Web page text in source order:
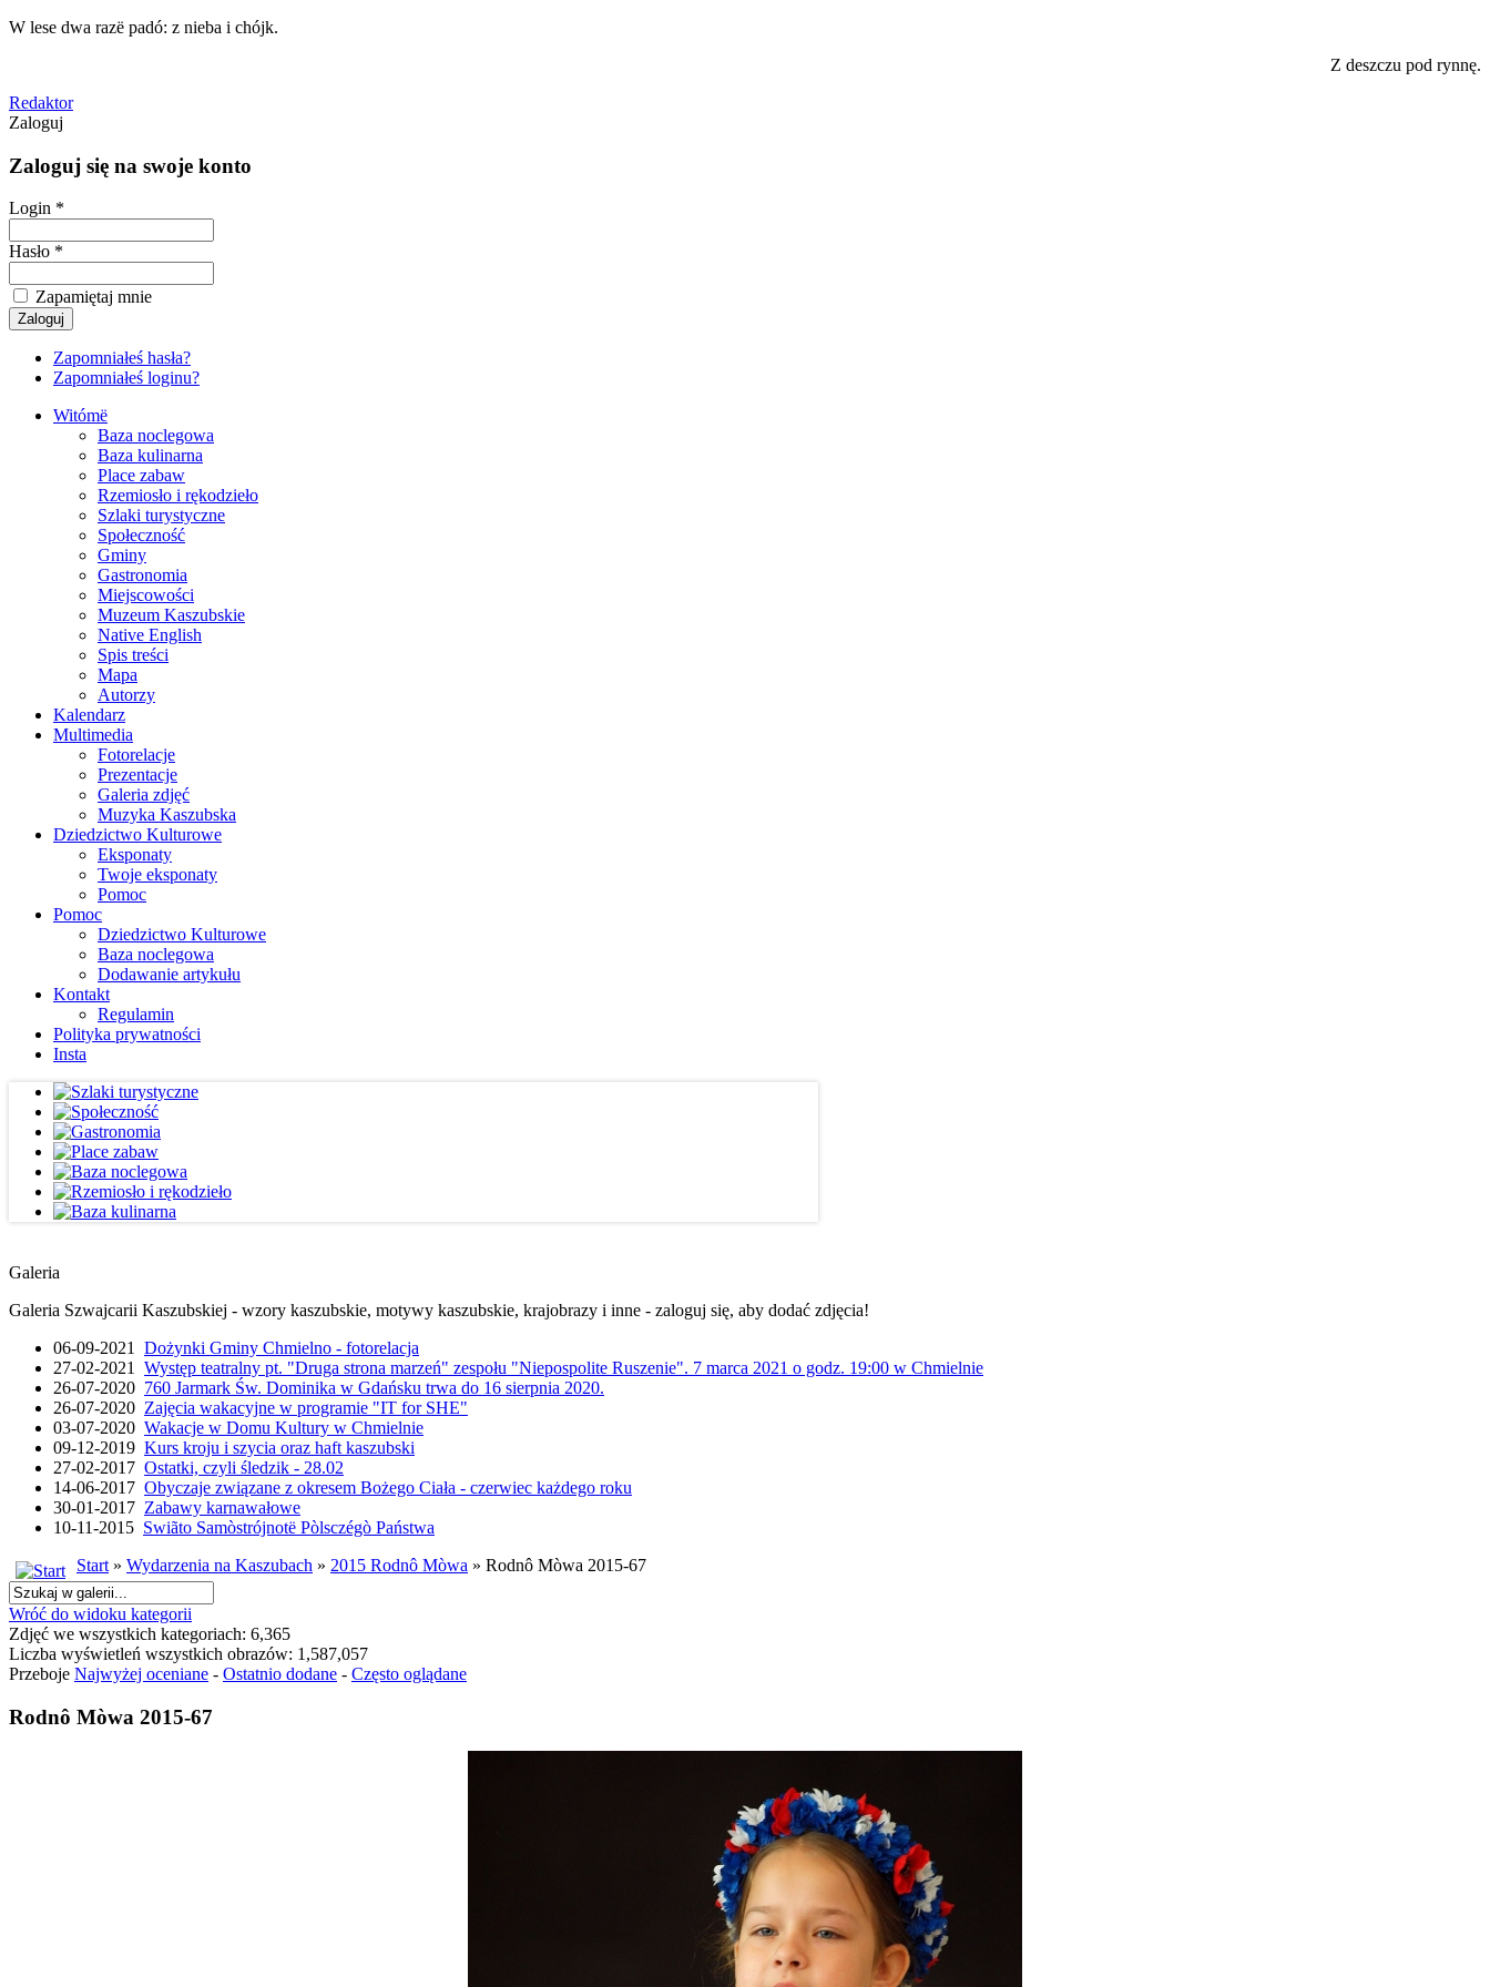
W lese dwa razë padó: z nieba i chójk.
Z deszczu pod rynnę.
Redaktor
Zaloguj
Zaloguj się na swoje konto
Login *
Hasło *
Zapamiętaj mnie
Zapomniałeś hasła?
Zapomniałeś loginu?
Witómë
Baza noclegowa
Baza kulinarna
Place zabaw
Rzemiosło i rękodzieło
Szlaki turystyczne
Społeczność
Gminy
Gastronomia
Miejscowości
Muzeum Kaszubskie
Native English
Spis treści
Mapa
Autorzy
Kalendarz
Multimedia
Fotorelacje
Prezentacje
Galeria zdjęć
Muzyka Kaszubska
Dziedzictwo Kulturowe
Eksponaty
Twoje eksponaty
Pomoc
Pomoc
Dziedzictwo Kulturowe
Baza noclegowa
Dodawanie artykułu
Kontakt
Regulamin
Polityka prywatności
Insta
Galeria
Galeria Szwajcarii Kaszubskiej - wzory kaszubskie, motywy kaszubskie, krajobrazy i inne - zaloguj się, aby dodać zdjęcia!
06-09-2021 Dożynki Gminy Chmielno - fotorelacja
27-02-2021 Występ teatralny pt. "Druga strona marzeń" zespołu "Niepospolite Ruszenie". 7 marca 2021 o godz. 19:00 w Chmielnie
26-07-2020 760 Jarmark Św. Dominika w Gdańsku trwa do 16 sierpnia 2020.
26-07-2020 Zajęcia wakacyjne w programie "IT for SHE"
03-07-2020 Wakacje w Domu Kultury w Chmielnie
09-12-2019 Kurs kroju i szycia oraz haft kaszubski
27-02-2017 Ostatki, czyli śledzik - 28.02
14-06-2017 Obyczaje związane z okresem Bożego Ciała - czerwiec każdego roku
30-01-2017 Zabawy karnawałowe
10-11-2015 Swiãto Samòstrójnotë Pòlsczégò Państwa
Start» Wydarzenia na Kaszubach » 2015 Rodnô Mòwa » Rodnô Mòwa 2015-67
Wróć do widoku kategorii
Zdjęć we wszystkich kategoriach: 6,365
Liczba wyświetleń wszystkich obrazów: 1,587,057
Przeboje Najwyżej oceniane - Ostatnio dodane - Często oglądane
Rodnô Mòwa 2015-67